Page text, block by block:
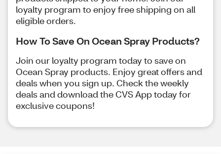
loyalty program to enjoy free shipping on all
eligible orders.
How To Save On Ocean Spray Products?
Join our loyalty program today to save on
Ocean Spray products. Enjoy great offers and
deals when you sign up. Check the weekly
deals and download the CVS App today for
exclusive coupons!